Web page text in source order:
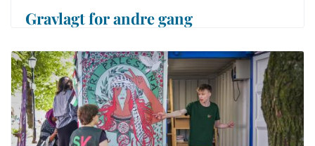
Gravlagt for andre gang